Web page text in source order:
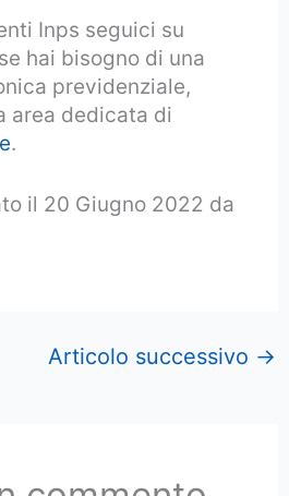
Inps seguici su
hai bisogno di una
previdenziale,
area dedicata di
.
il 20 Giugno 2022 da
Articolo successivo →